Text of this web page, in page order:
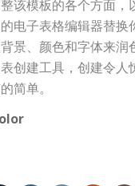
该模板的各个方面，
电子表格编辑器替换
景、颜色和字体来润
创建工具，创建令人
简单。